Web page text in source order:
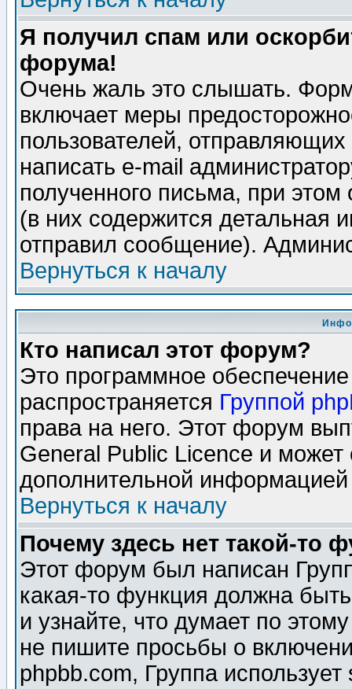
Я получил спам или
форума!
Очень жаль это слышать.
включает меры
пользователей,
написать e-mail
полученного письма, при этом
(в них содержится детальная
отправил сообщение).
Вернуться к началу
Кто написал этот форум?
Это программное
распространяется Группой
права на него. Этот форум
General Public Licence и может
дополнительной
Вернуться к началу
Почему здесь нет такой-то
Этот форум был написан
какая-то функция должна
и узнайте, что думает по
не пишите просьбы о
phpbb.com, Группа